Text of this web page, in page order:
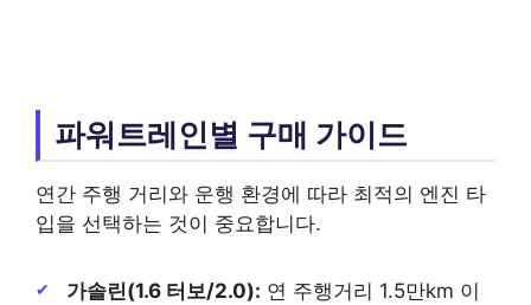
파워트레인별 구매 가이드
연간 주행 거리와 운행 환경에 따라 최적의 엔진 타
입을 선택하는 것이 중요합니다.
가솔린(1.6 터보/2.0): 연 주행거리 1.5만km 이